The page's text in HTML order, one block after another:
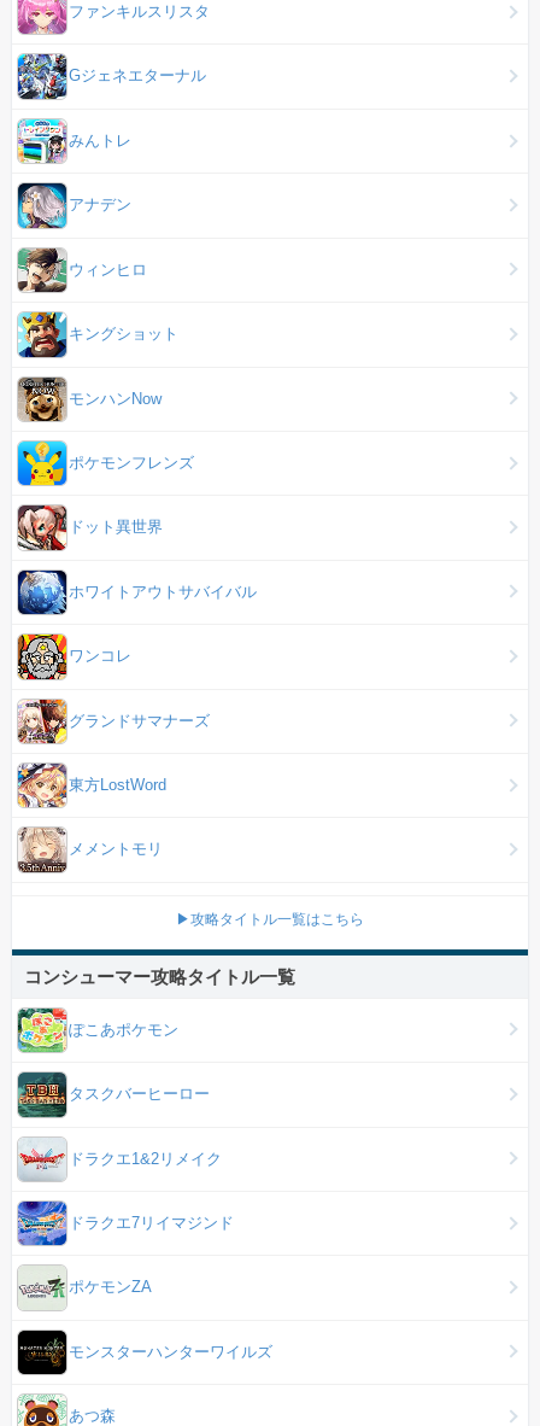
ファンキルスリスタ
Gジェネエターナル
みんトレ
アナデン
ウィンヒロ
キングショット
モンハンNow
ポケモンフレンズ
ドット異世界
ホワイトアウトサバイバル
ワンコレ
グランドサマナーズ
東方LostWord
メメントモリ
▶攻略タイトル一覧はこちら
コンシューマー攻略タイトル一覧
ぽこあポケモン
タスクバーヒーロー
ドラクエ1&2リメイク
ドラクエ7リイマジンド
ポケモンZA
モンスターハンターワイルズ
あつ森